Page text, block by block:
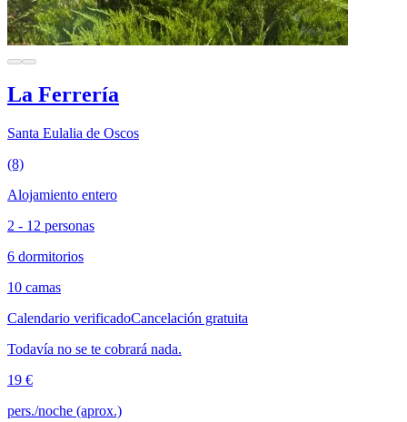
La Ferrería
Santa Eulalia de Oscos
(8)
Alojamiento entero
2 - 12 personas
6 dormitorios
10 camas
Calendario verificadoCancelación gratuita
Todavía no se te cobrará nada.
19 €
pers./noche (aprox.)